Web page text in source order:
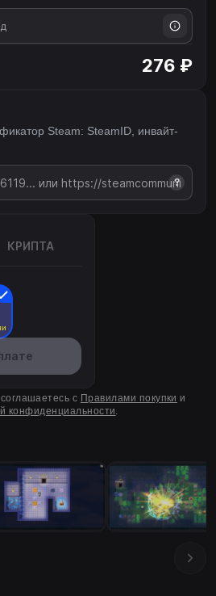
276 ₽
Steam: SteamID, инвайт-
?
КРИПТА
с Правилами покупки и
конфиденциальности.